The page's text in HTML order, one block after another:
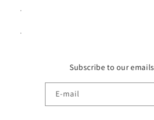
.
.
Subscribe to our emails
E-mail